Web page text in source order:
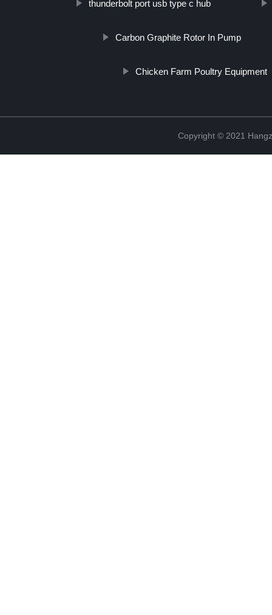
thunderbolt port usb type c hub
Carbon Graphite Rotor In Pump
Chicken Farm Poultry Equipment
Copyright © 2021